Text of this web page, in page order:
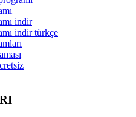
indir
indir türkçe